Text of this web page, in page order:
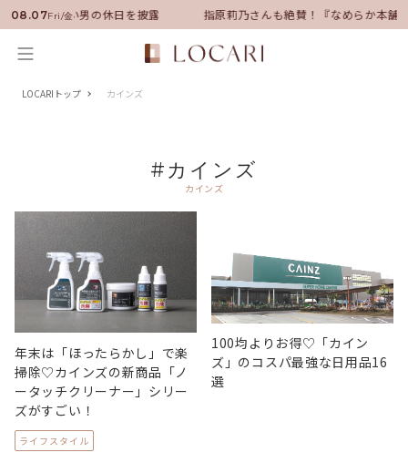
08.07Fri/金
就任！いい男の休日を披露 指原莉乃さんも絶賛！『なめらか本舗
LOCARIトップ カインズ
#カインズ
カインズ
年末は「ほったらかし」で楽
掃除♡カインズの新商品「ノ
ータッチクリーナー」シリー
ズがすごい！
ライフスタイル
100均よりお得♡「カイン
ズ」のコスパ最強な日用品16
選